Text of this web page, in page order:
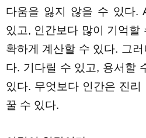
다움을 잃지 않을 수 있다.
있고, 인간보다 많이 기억할
확하게 계산할 수 있다. 그
다. 기다릴 수 있고, 용서할
있다. 무엇보다 인간은 진
꿀 수 있다.